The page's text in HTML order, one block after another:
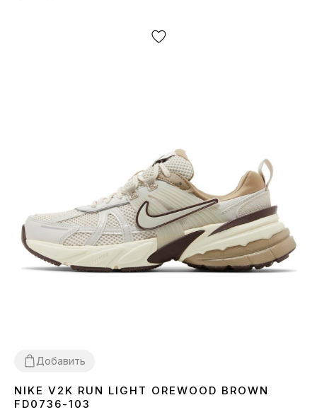
Добавить
3637 38394041 42 43 4445
NIKE V2K RUN LIGHT OREWOOD BROWN
FD0736-103